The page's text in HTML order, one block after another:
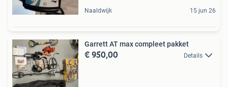
Naaldwijk 15 jun 26
Garrett AT max compleet pakket
€ 950,00 Details